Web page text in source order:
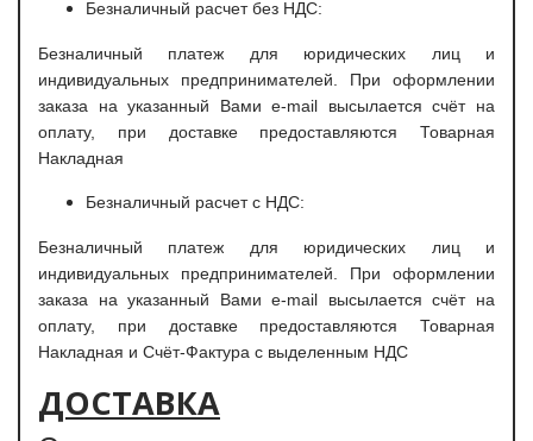
Безналичный расчет без НДС:
Безналичный платеж для юридических лиц и
индивидуальных предпринимателей. При оформлении
заказа на указанный Вами e-mail высылается счёт на
оплату, при доставке предоставляются Товарная
Накладная
Безналичный расчет с НДС:
Безналичный платеж для юридических лиц и
индивидуальных предпринимателей. При оформлении
заказа на указанный Вами e-mail высылается счёт на
оплату, при доставке предоставляются Товарная
Накладная и Счёт-Фактура с выделенным НДС
ДОСТАВКА